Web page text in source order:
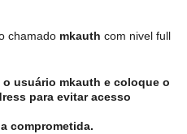
chamado mkauth com nivel full
usuário mkauth e coloque o
para evitar acesso
comprometida.